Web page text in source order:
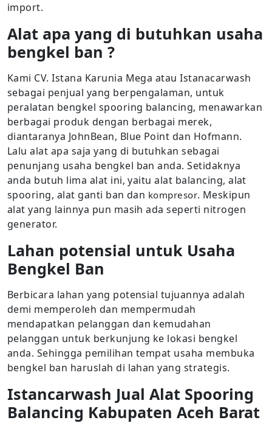
import.
Alat apa yang di butuhkan usaha
bengkel ban ?
Kami CV. Istana Karunia Mega atau Istanacarwash
sebagai penjual yang berpengalaman, untuk
peralatan bengkel spooring balancing, menawarkan
berbagai produk dengan berbagai merek,
diantaranya JohnBean, Blue Point dan Hofmann.
Lalu alat apa saja yang di butuhkan sebagai
penunjang usaha bengkel ban anda. Setidaknya
anda butuh lima alat ini, yaitu alat balancing, alat
spooring, alat ganti ban dan kompresor. Meskipun
alat yang lainnya pun masih ada seperti nitrogen
generator.
Lahan potensial untuk Usaha
Bengkel Ban
Berbicara lahan yang potensial tujuannya adalah
demi memperoleh dan mempermudah
mendapatkan pelanggan dan kemudahan
pelanggan untuk berkunjung ke lokasi bengkel
anda. Sehingga pemilihan tempat usaha membuka
bengkel ban haruslah di lahan yang strategis.
Istancarwash Jual Alat Spooring
Balancing Kabupaten Aceh Barat